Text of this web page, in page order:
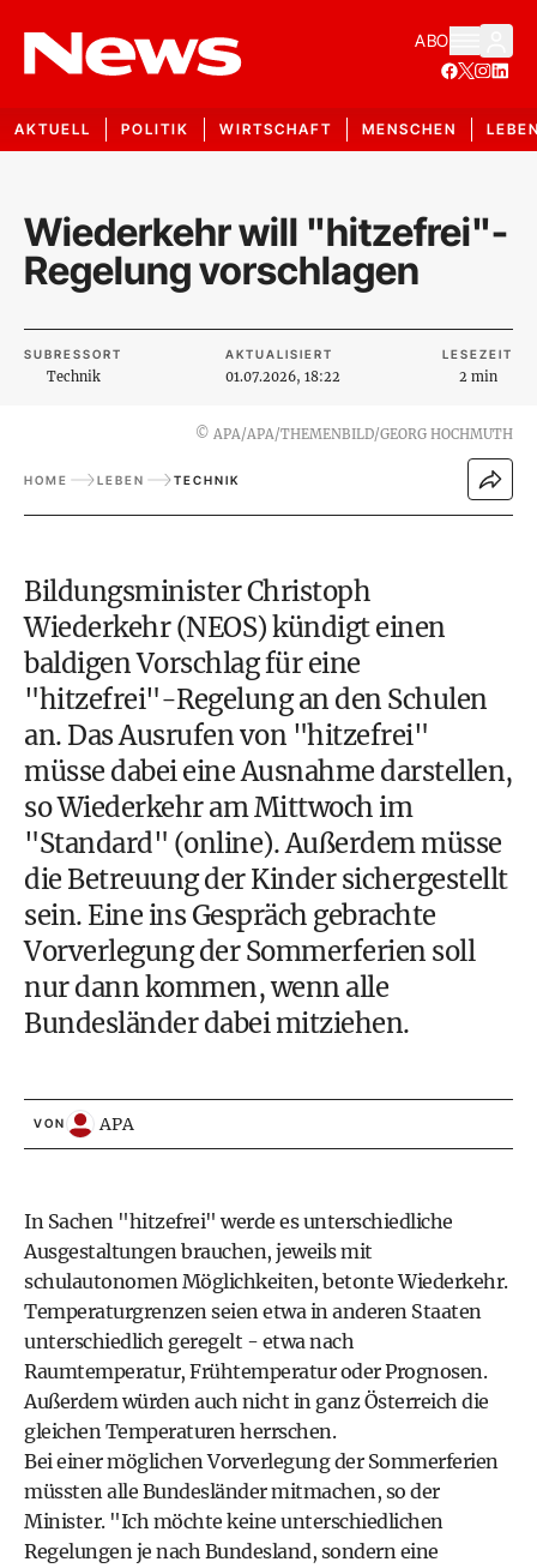
ABO
AKTUELL POLITIK WIRTSCHAFT MENSCHEN
Wiederkehr will "hitzefrei"-
Regelung vorschlagen
SUBRESSORT
Technik
AKTUALISIERT
01.07.2026, 18:22
LESEZEIT
2 min
© APA/APA/THEMENBILD/GEORG HOCHMUTH
HOME LEBEN TECHNIK
Bildungsminister Christoph
Wiederkehr (NEOS) kündigt einen
baldigen Vorschlag für eine
"hitzefrei"-Regelung an den Schulen
an. Das Ausrufen von "hitzefrei"
müsse dabei eine Ausnahme darstellen,
so Wiederkehr am Mittwoch im
"Standard" (online). Außerdem müsse
die Betreuung der Kinder sichergestellt
sein. Eine ins Gespräch gebrachte
Vorverlegung der Sommerferien soll
nur dann kommen, wenn alle
Bundesländer dabei mitziehen.
VON APA
In Sachen "hitzefrei" werde es unterschiedliche
Ausgestaltungen brauchen, jeweils mit
schulautonomen Möglichkeiten, betonte Wiederkehr.
Temperaturgrenzen seien etwa in anderen Staaten
unterschiedlich geregelt - etwa nach
Raumtemperatur, Frühtemperatur oder Prognosen.
Außerdem würden auch nicht in ganz Österreich die
gleichen Temperaturen herrschen.
Bei einer möglichen Vorverlegung der Sommerferien
müssten alle Bundesländer mitmachen, so der
Minister. "Ich möchte keine unterschiedlichen
Regelungen je nach Bundesland, sondern eine